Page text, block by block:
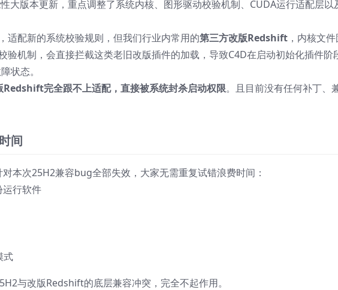
大版本更新，重点调整了系统内核、图形驱动校验机制、CUDA运行适配层以
适配新的系统校验规则，但我们行业内常用的第三方改版Redshift ，内核文
机制，会直接拦截这类老旧改版插件的加载，导致C4D在启动初始化插件阶
状态。
完全跟不上适配，直接被系统封杀启动权限。且目前没有任何补丁、
间
本次25H2兼容bug全部失效，大家无需重复试错浪费时间：
运行软件
式
与改版Redshift的底层兼容冲突，完全不起作用。